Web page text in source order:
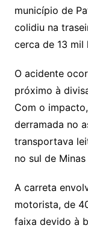
município de
colidiu na
cerca de 13 mil
O acidente
próximo à
Com o
derramada no
transportava
no sul de Minas
A carreta
motorista, de
faixa devido à